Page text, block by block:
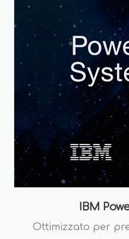
IBM
Ottimizzato per